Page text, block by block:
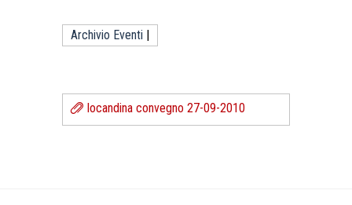
Archivio Eventi
locandina convegno 27-09-2010